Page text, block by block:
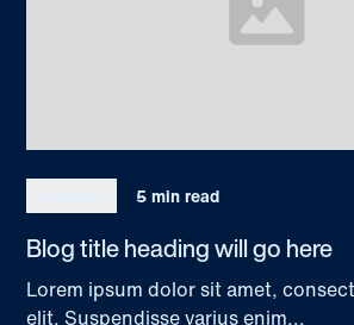
5 min read
Blog title heading will go here
Lorem ipsum dolor sit amet,
elit. Suspendisse varius enim...